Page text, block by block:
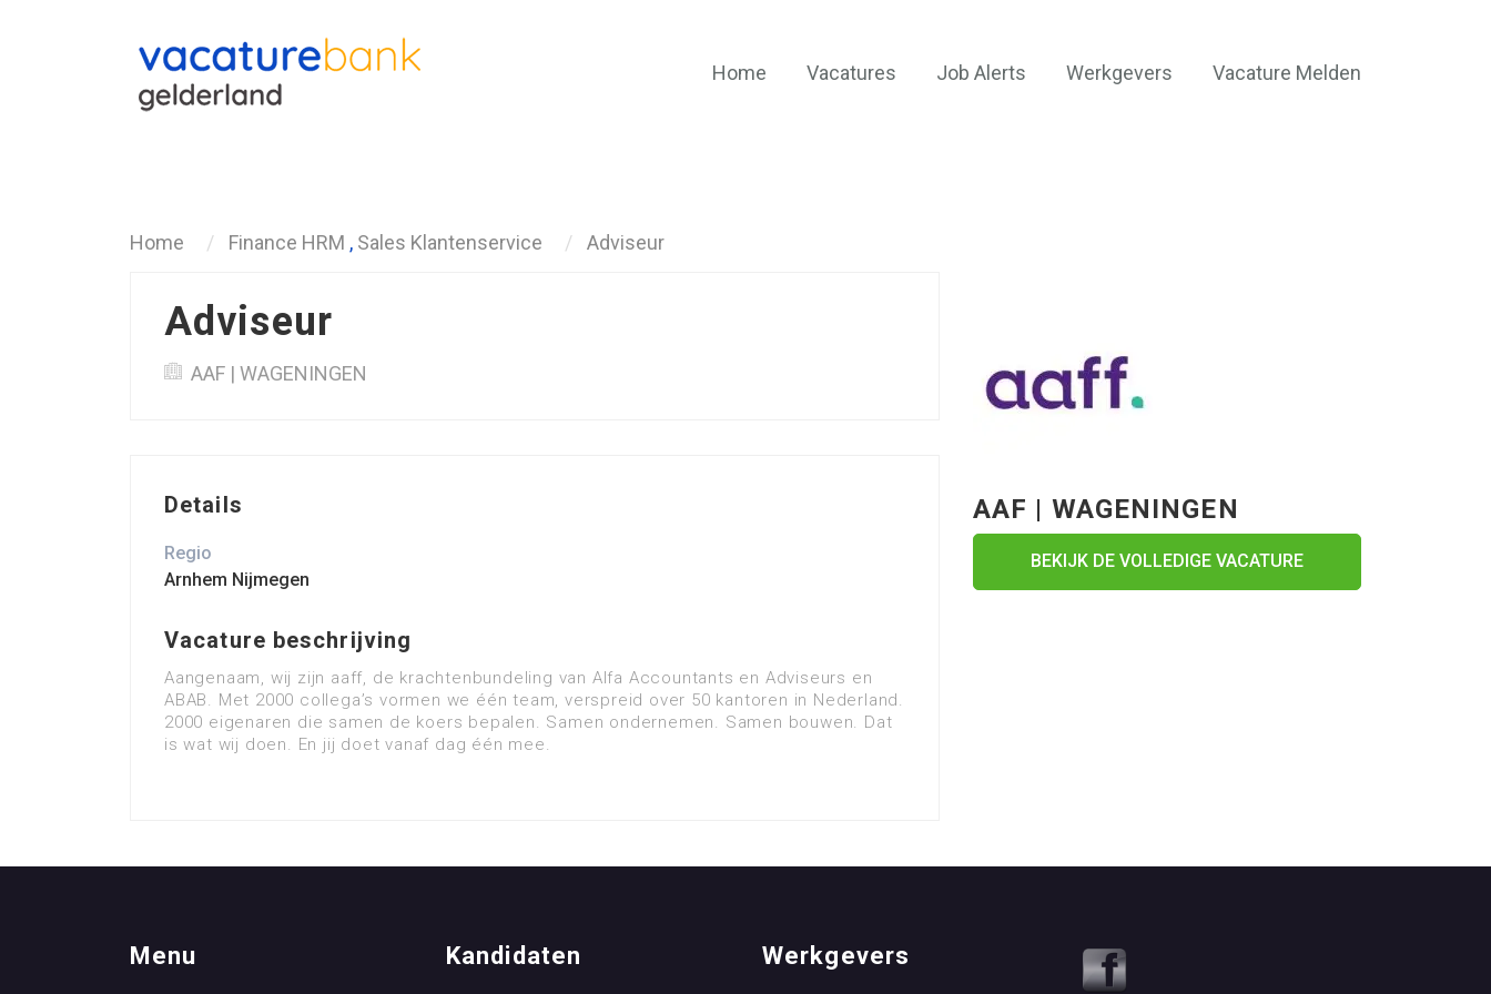
Home Vacatures Job Alerts Werkgevers Vacature Melden
Home Finance HRM , Sales Klantenservice Adviseur
Adviseur
AAF | WAGENINGEN
Details
Regio
Arnhem Nijmegen
Vacature beschrijving
Aangenaam, wij zijn aaff, de krachtenbundeling van Alfa Accountants en Adviseurs en
ABAB. Met 2000 collega’s vormen we één team, verspreid over 50 kantoren in Nederland.
2000 eigenaren die samen de koers bepalen. Samen ondernemen. Samen bouwen. Dat
is wat wij doen. En jij doet vanaf dag één mee.
AAF | WAGENINGEN
BEKIJK DE VOLLEDIGE VACATURE
Menu Kandidaten Werkgevers